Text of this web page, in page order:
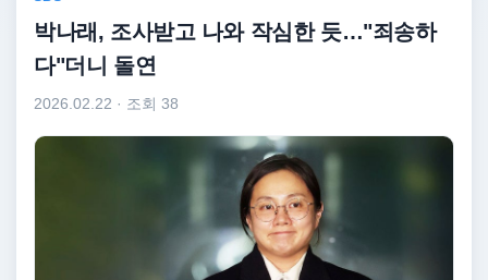
박나래, 조사받고 나와 작심한 듯…"죄송하
다"더니 돌연
2026.02.22 · 조회 38